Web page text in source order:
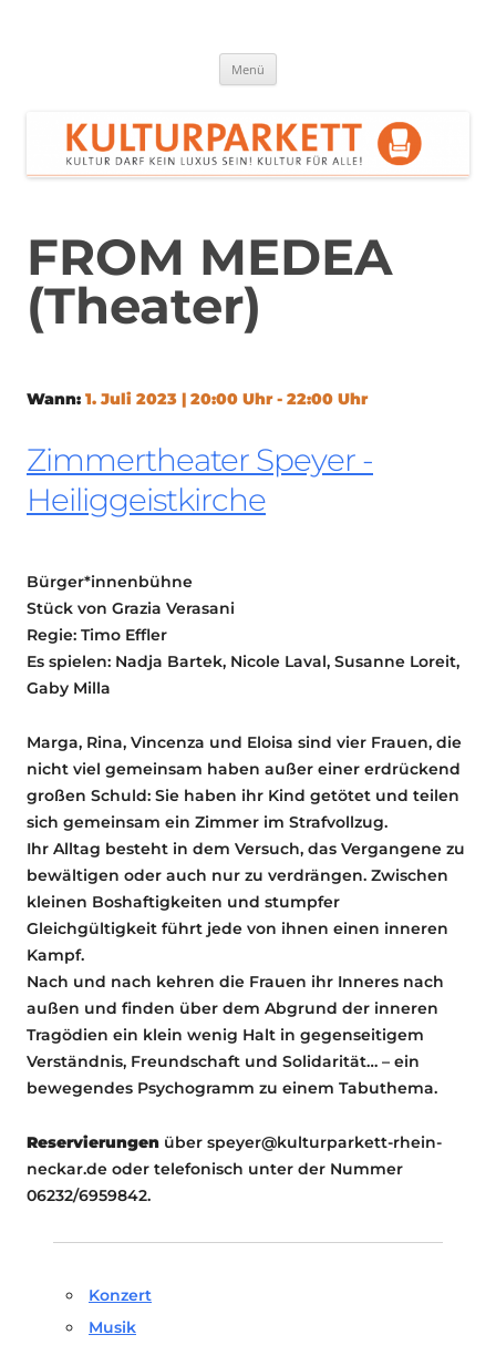
Menü
FROM MEDEA
(Theater)
Wann: 1. Juli 2023 | 20:00 Uhr - 22:00 Uhr
Zimmertheater Speyer -
Heiliggeistkirche
Bürger*innenbühne
Stück von Grazia Verasani
Regie: Timo Effler
Es spielen: Nadja Bartek, Nicole Laval, Susanne Loreit,
Gaby Milla
Marga, Rina, Vincenza und Eloisa sind vier Frauen, die
nicht viel gemeinsam haben außer einer erdrückend
großen Schuld: Sie haben ihr Kind getötet und teilen
sich gemeinsam ein Zimmer im Strafvollzug.
Ihr Alltag besteht in dem Versuch, das Vergangene zu
bewältigen oder auch nur zu verdrängen. Zwischen
kleinen Boshaftigkeiten und stumpfer
Gleichgültigkeit führt jede von ihnen einen inneren
Kampf.
Nach und nach kehren die Frauen ihr Inneres nach
außen und finden über dem Abgrund der inneren
Tragödien ein klein wenig Halt in gegenseitigem
Verständnis, Freundschaft und Solidarität… – ein
bewegendes Psychogramm zu einem Tabuthema.
Reservierungen über speyer@kulturparkett-rhein-
neckar.de oder telefonisch unter der Nummer
06232/6959842.
Konzert
Musik